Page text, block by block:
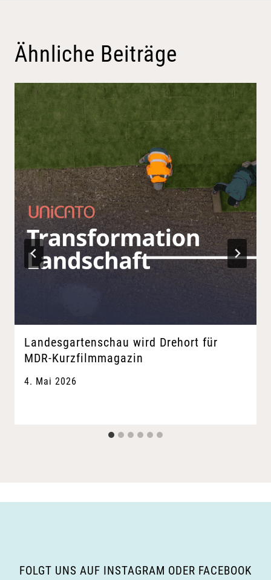
Ähnliche Beiträge
Landesgartenschau wird Drehort für
MDR-Kurzfilmmagazin
4. Mai 2026
FOLGT UNS AUF INSTAGRAM ODER FACEBOOK